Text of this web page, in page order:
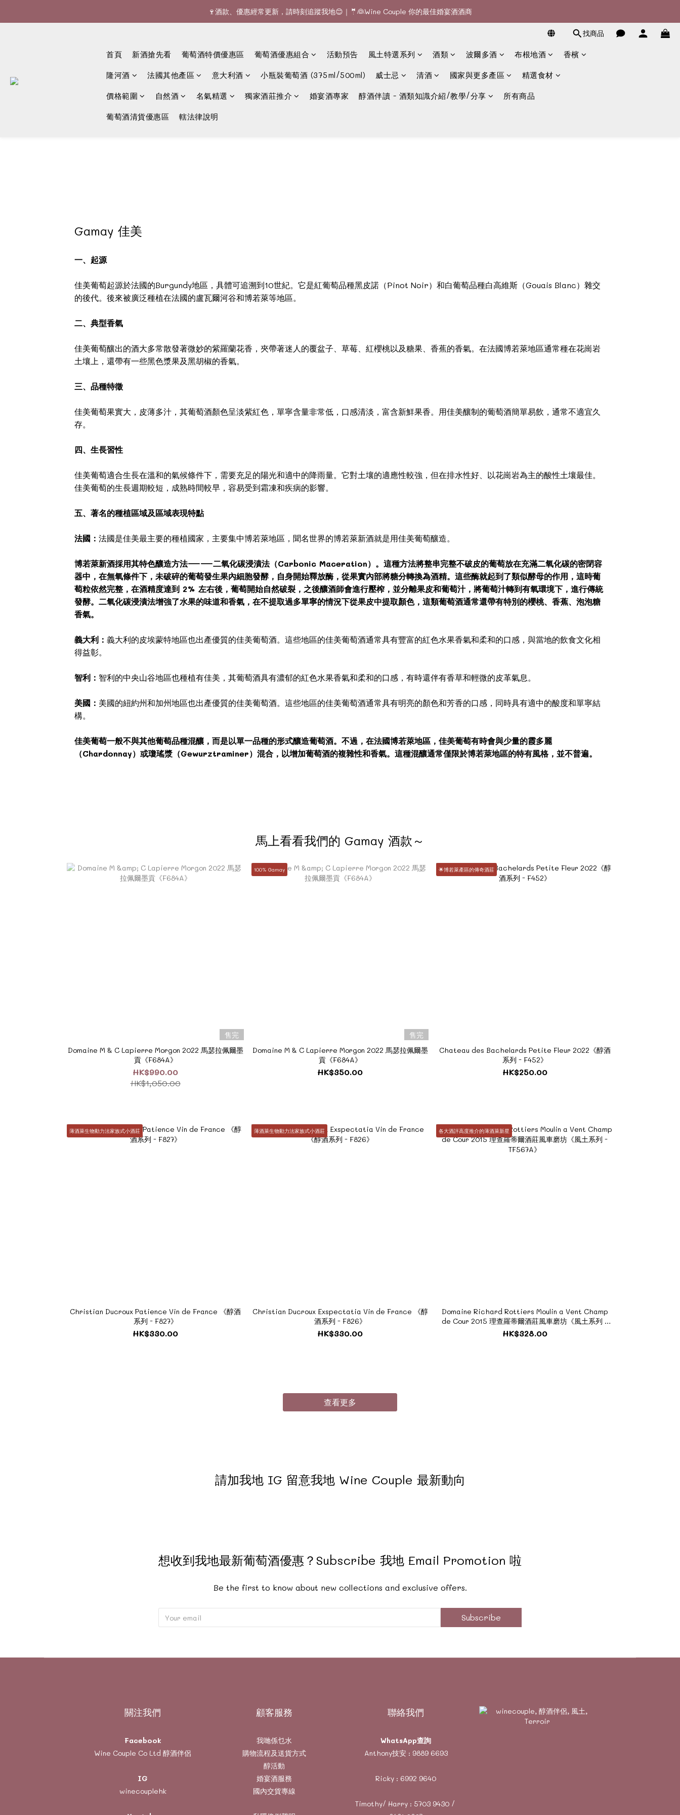
🚚全單滿$1200或6支可享免費送貨 (香港)｜🆕全新澳門送貨服務 (詳情請查詢)
🍷酒款、優惠經常更新，請時刻追蹤我地😊｜🤵👰Wine Couple 你的最佳婚宴酒酒商
找商品
首頁 新酒搶先看 葡萄酒特價優惠區 葡萄酒優惠組合 活動預告 風土特選系列 酒類 波爾多酒 布根地酒 香檳
隆河酒 法國其他產區 意大利酒 小瓶裝葡萄酒 (375ml/500ml) 威士忌 清酒 國家與更多產區 精選食材
價格範圍 自然酒 名氣精選 獨家酒莊推介 婚宴酒專家 醇酒伴讀 - 酒類知識介紹/教學/分享 所有商品
葡萄酒清貨優惠區 轄法律說明
Gamay 佳美
一、起源
佳美葡萄起源於法國的Burgundy地區，具體可追溯到10世紀。它是紅葡萄品種黑皮諾（Pinot Noir）和白葡萄品種白高維斯（Gouais Blanc）雜交
的後代。後來被廣泛種植在法國的盧瓦爾河谷和博若萊等地區。
二、典型香氣
佳美葡萄釀出的酒大多常散發著微妙的紫羅蘭花香，夾帶著迷人的覆盆子、草莓、紅櫻桃以及糖果、香蕉的香氣。在法國博若萊地區通常種在花崗岩
土壤上，還帶有一些黑色漿果及黑胡椒的香氣。
三、品種特徵
佳美葡萄果實大，皮薄多汁，其葡萄酒顏色呈淡紫紅色，單寧含量非常低，口感清淡，富含新鮮果香。用佳美釀制的葡萄酒簡單易飲，通常不適宜久
存。
四、生長習性
佳美葡萄適合生長在溫和的氣候條件下，需要充足的陽光和適中的降雨量。它對土壤的適應性較強，但在排水性好、以花崗岩為主的酸性土壤最佳。
佳美葡萄的生長週期較短，成熟時間較早，容易受到霜凍和疾病的影響。
五、著名的種植區域及區域表現特點
法國： 法國是佳美最主要的種植國家，主要集中博若萊地區，聞名世界的博若萊新酒就是用佳美葡萄釀造。
博若萊新酒採用其特色釀造方法——二氧化碳浸漬法（Carbonic Maceration）。這種方法將整串完整不破皮的葡萄放在充滿二氧化碳的密閉容
器中，在無氧條件下，未破碎的葡萄發生果內細胞發酵，自身開始釋放酶，從果實內部將糖分轉換為酒精。這些酶就起到了類似酵母的作用，這時葡
萄粒依然完整，在酒精度達到 2% 左右後，葡萄開始自然破裂，之後釀酒師會進行壓榨，並分離果皮和葡萄汁，將葡萄汁轉到有氧環境下，進行傳統
發酵。二氧化碳浸漬法增強了水果的味道和香氣，在不提取過多單寧的情況下從果皮中提取顏色，這類葡萄酒通常還帶有特別的櫻桃、香蕉、泡泡糖
香氣。
義大利： 義大利的皮埃蒙特地區也出產優質的佳美葡萄酒。這些地區的佳美葡萄酒通常具有豐富的紅色水果香氣和柔和的口感，與當地的飲食文化相
得益彰。
智利： 智利的中央山谷地區也種植有佳美，其葡萄酒具有濃郁的紅色水果香氣和柔和的口感，有時還伴有香草和輕微的皮革氣息。
美國： 美國的紐約州和加州地區也出產優質的佳美葡萄酒。這些地區的佳美葡萄酒通常具有明亮的顏色和芳香的口感，同時具有適中的酸度和單寧結
構。
佳美葡萄一般不與其他葡萄品種混釀，而是以單一品種的形式釀造葡萄酒。不過，在法國博若萊地區，佳美葡萄有時會與少量的霞多麗
（Chardonnay）或瓊瑤漿（Gewurztraminer）混合，以增加葡萄酒的複雜性和香氣。這種混釀通常僅限於博若萊地區的特有風格，並不普遍。
馬上看看我們的 Gamay 酒款～
售完
Domaine M & C Lapierre Morgon 2022 馬瑟拉佩爾墨
貢《F684A》
HK$990.00
HK$1,050.00
100% Gamay
售完
Domaine M & C Lapierre Morgon 2022 馬瑟拉佩爾墨
貢《F684A》
HK$350.00
🌟博若萊產區的傳奇酒莊
Chateau des Bachelards Petite Fleur 2022《醇酒
系列 - F452》
HK$250.00
薄酒萊生物動力法家族式小酒莊
Christian Ducroux Patience Vin de France 《醇酒
系列 - F827》
HK$330.00
薄酒萊生物動力法家族式小酒莊
Christian Ducroux Exspectatia Vin de France 《醇
酒系列 - F826》
HK$330.00
各大酒評高度推介的薄酒萊新星
Domaine Richard Rottiers Moulin a Vent Champ
de Cour 2015 理查羅蒂爾酒莊風車磨坊《風土系列 -
TF567A》
HK$328.00
查看更多
請加我地 IG 留意我地 Wine Couple 最新動向
想收到我地最新葡萄酒優惠？Subscribe 我地 Email Promotion 啦
Be the first to know about new collections and exclusive offers.
Subscribe
關注我們
Facebook
Wine Couple Co Ltd 醇酒伴侶
IG
winecouplehk
顧客服務
我哋係乜水
購物流程及送貨方式
醇活動
婚宴酒服務
國內交貨專線
聯絡我們
WhatsApp查詢
Anthony技安 : 9889 6693
Ricky : 6992 9640
Timothy/ Harry : 5703 9430/